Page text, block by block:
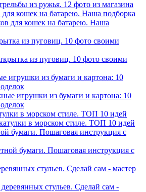
кошек на батарею. Наша подборка
из пуговиц. 10 фото своими
из бумаги и картона: 10
в морском стиле. ТОП 10 идей
бумаги. Пошаговая инструкция с
стульев. Сделай сам - мастер